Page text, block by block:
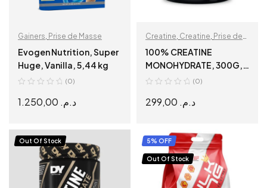
Gainers, Prise de Masse
Evogen Nutrition, Super
Huge, Vanilla, 5,44 kg
(0)
د.م.
READ MORE
Creatine, Creatine, Prise de
Masse
100% CREATINE
MONOHYDRATE, 300G,
88 SERVINGS, BIOTECH
(0)
د.م.
READ MORE
Out Of Stock 5% OFF
Out Of Stock